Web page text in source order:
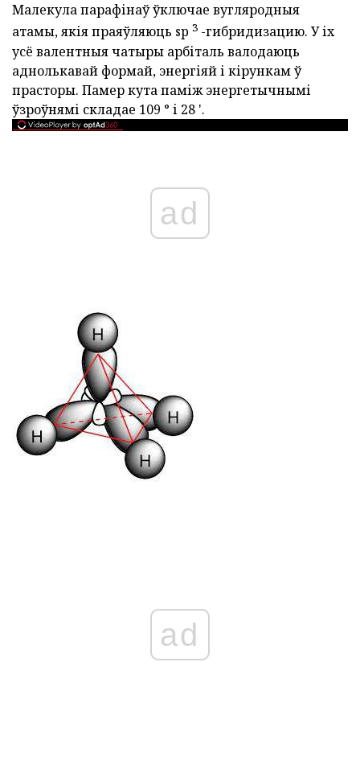
Малекула парафінаў ўключае вугляродныя
атамы, якія праяўляюць sp 3 -гибридизацию. У іх
усё валентныя чатыры арбіталь валодаюць
аднолькавай формай, энергіяй і кірункам ў
прасторы. Памер кута паміж энергетычнымі
ўзроўнямі складае 109 ° і 28 '.
ad
ad